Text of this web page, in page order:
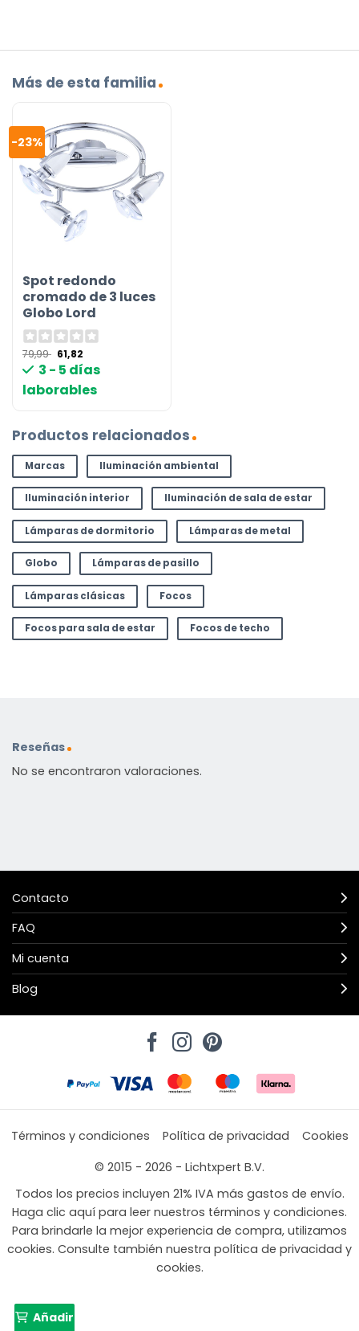
Más de esta familia
-23%
Spot redondo
cromado de 3 luces
Globo Lord
79,99 El
precio
original
era:
79,99 €.
61,82
actual
61,82 €.
3 - 5 días
laborables
Productos relacionados
Marcas Iluminación ambiental
Iluminación interior Iluminación de sala de estar
Lámparas de dormitorio Lámparas de metal
Globo Lámparas de pasillo
Lámparas clásicas Focos
Focos para sala de estar Focos de techo
Reseñas
No se encontraron valoraciones.
Contacto
FAQ
Mi cuenta
Blog
Términos y condiciones Política de privacidad
Cookies
© 2015 - 2026 - Lichtxpert B.V.
Todos los precios incluyen 21% IVA más gastos de envío.
Haga clic aquí para leer nuestros términos y condiciones.
Para brindarle la mejor experiencia de compra, utilizamos
cookies. Consulte también nuestra política de privacidad y
cookies.
Añadir